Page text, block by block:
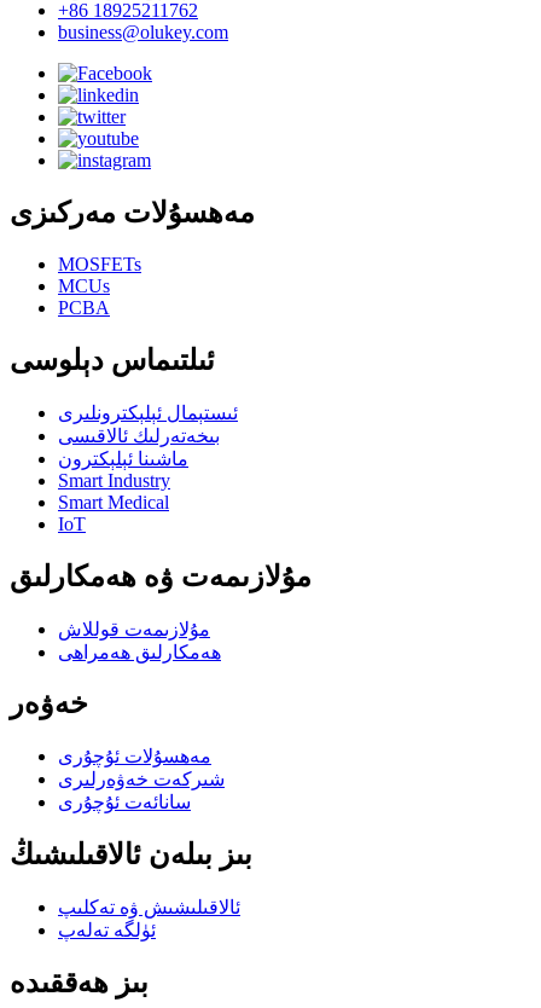
+86 18925211762
business@olukey.com
مەھسۇلات مەركىزى
MOSFETs
MCUs
PCBA
ئىلتىماس دېلوسى
ئىستېمال ئېلېكترونلىرى
بىخەتەرلىك ئالاقىسى
ماشىنا ئېلېكترون
Smart Industry
Smart Medical
IoT
مۇلازىمەت ۋە ھەمكارلىق
مۇلازىمەت قوللاش
ھەمكارلىق ھەمراھى
خەۋەر
مەھسۇلات ئۇچۇرى
شىركەت خەۋەرلىرى
سانائەت ئۇچۇرى
بىز بىلەن ئالاقىلىشىڭ
ئالاقىلىشىش ۋە تەكلىپ
ئۈلگە تەلەپ
بىز ھەققىدە